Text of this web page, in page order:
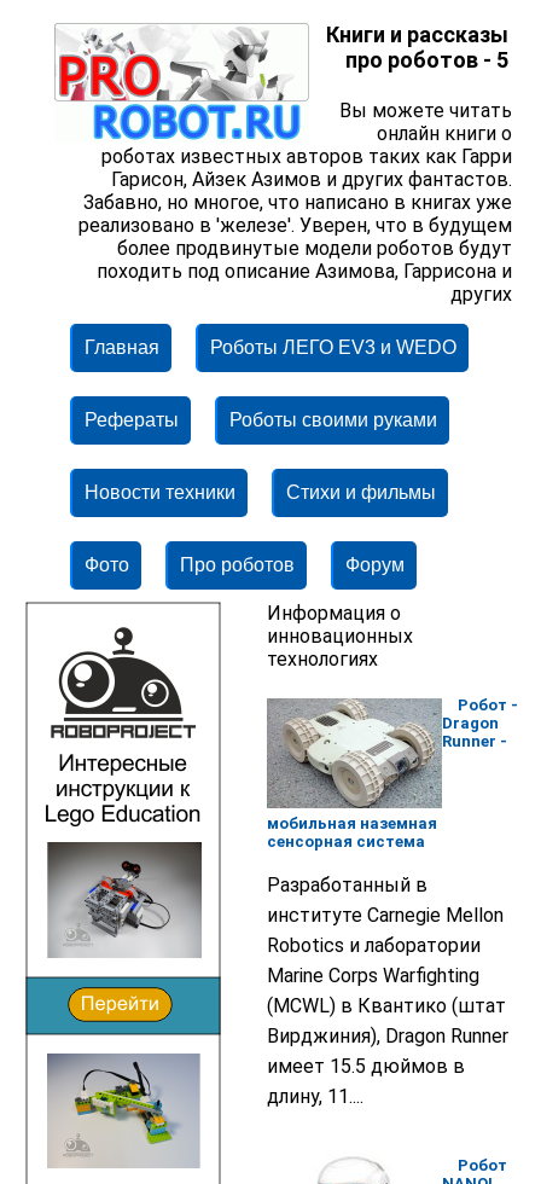
Книги и рассказы
про роботов - 5
Вы можете читать
онлайн книги о
роботах известных авторов таких как Гарри
Гарисон, Айзек Азимов и других фантастов.
Забавно, но многое, что написано в книгах уже
реализовано в 'железе'. Уверен, что в будущем
более продвинутые модели роботов будут
походить под описание Азимова, Гаррисона и
других
Главная Роботы ЛЕГО EV3 и WEDO
Рефераты Роботы своими руками
Новости техники Стихи и фильмы
Фото Про роботов Форум
Информация о
инновационных
технологиях
Робот -
Dragon
Runner -
мобильная наземная
сенсорная система
Разработанный в
институте Carnegie Mellon
Robotics и лаборатории
Marine Corps Warfighting
(MCWL) в Квантико (штат
Вирджиния), Dragon Runner
имеет 15.5 дюймов в
длину, 11....
Робот